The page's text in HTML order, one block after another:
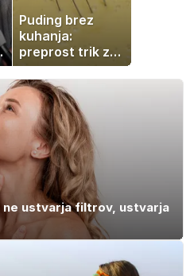
Puding brez
kuhanja:
preprost trik za
pripravo v le
nekaj minutah
ustvarja filtrov, ustvarja